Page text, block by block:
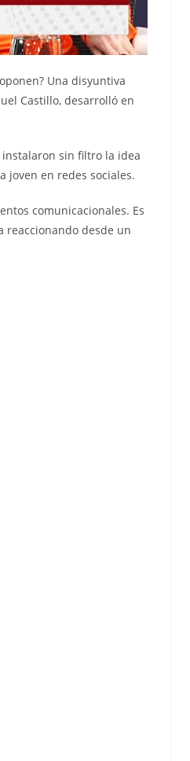
Una disyuntiva
Castillo, desarrolló en
sin filtro la idea
joven en redes sociales.
comunicacionales. Es
reaccionando desde un